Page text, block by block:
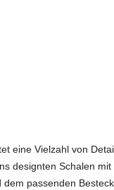
eine Vielzahl von
designten Schalen
dem passenden